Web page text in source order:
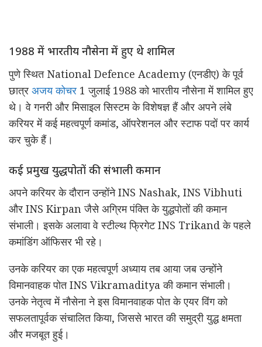
1988 में भारतीय नौसेना में हुए थे शामिल
पुणे स्थित National Defence Academy(एनडीए) के पूर्व
छात्र अजय कोचर 1 जुलाई 1988 को भारतीय नौसेना में शामिल हुए
थे। वे गनरी और मिसाइल सिस्टम के विशेषज्ञ हैं और अपने लंबे
करियर में कई महत्वपूर्ण कमांड, ऑपरेशनल और स्टाफ पदों पर कार्य
कर चुके हैं।
कई प्रमुख युद्धपोतों की संभाली कमान
अपने करियर के दौरान उन्होंने INS Nashak, INS Vibhuti
और INS Kirpan जैसे अग्रिम पंक्ति के युद्धपोतों की कमान
संभाली। इसके अलावा वे स्टील्थ फ्रिगेट INS Trikand के पहले
कमांडिंग ऑफिसर भी रहे।
उनके करियर का एक महत्वपूर्ण अध्याय तब आया जब उन्होंने
विमानवाहक पोत INS Vikramaditya की कमान संभाली।
उनके नेतृत्व में नौसेना ने इस विमानवाहक पोत के एयर विंग को
सफलतापूर्वक संचालित किया, जिससे भारत की समुद्री युद्ध क्षमता
और मजबूत हुई।